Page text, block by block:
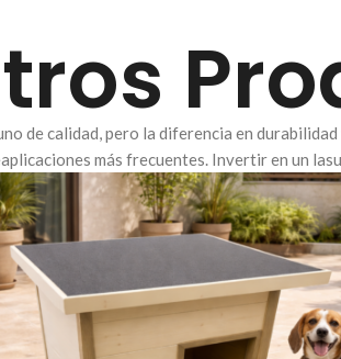
de calidad, pero la diferencia en
más frecuentes. Invertir en un